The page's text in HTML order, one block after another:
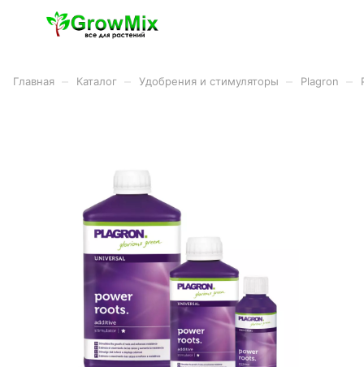
Главная Каталог Удобрения и стимуляторы Plagron